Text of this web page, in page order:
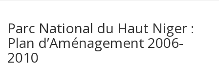
Parc National du Haut Niger :
Plan d’Aménagement 2006-
2010